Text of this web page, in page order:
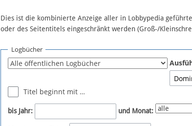
Dies ist die kombinierte Anzeige aller in Lobbypedia
oder des Seitentitels eingeschränkt werden (Groß-/
Logbücher
Titel beginnt mit …
bis Jahr: und Monat: